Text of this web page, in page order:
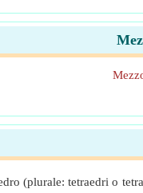
(plurale: tetraedri o